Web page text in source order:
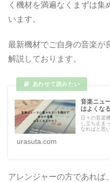
く機材を満遍なくまずは集
います。
最新機材でご自身の音楽が
解説しております。
音楽ニュ
はよくな
日々の音楽
し立ち止ま
なればと思
スニング環
urasuta.com
アレンジャーの方であれば